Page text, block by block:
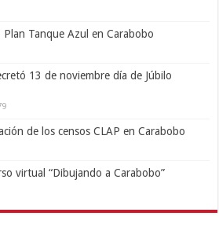
Tanque Azul en Carabobo
13 de noviembre día de Júbilo
de los censos CLAP en Carabobo
virtual “Dibujando a Carabobo”